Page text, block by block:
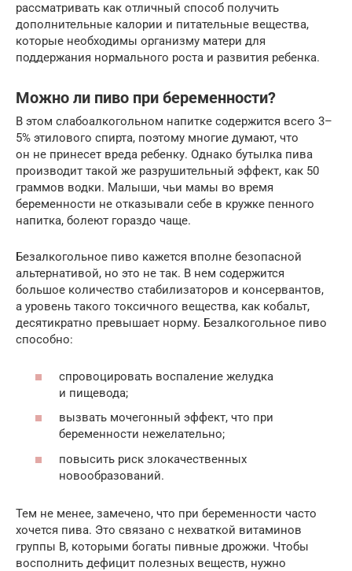
рассматривать как отличный способ получить
дополнительные калории и питательные вещества,
которые необходимы организму матери для
поддержания нормального роста и развития ребенка.
Можно ли пиво при беременности?
В этом слабоалкогольном напитке содержится всего 3–
5% этилового спирта, поэтому многие думают, что
он не принесет вреда ребенку. Однако бутылка пива
производит такой же разрушительный эффект, как 50
граммов водки. Малыши, чьи мамы во время
беременности не отказывали себе в кружке пенного
напитка, болеют гораздо чаще.
Безалкогольное пиво кажется вполне безопасной
альтернативой, но это не так. В нем содержится
большое количество стабилизаторов и консервантов,
а уровень такого токсичного вещества, как кобальт,
десятикратно превышает норму. Безалкогольное пиво
способно:
спровоцировать воспаление желудка
и пищевода;
вызвать мочегонный эффект, что при
беременности нежелательно;
повысить риск злокачественных
новообразований.
Тем не менее, замечено, что при беременности часто
хочется пива. Это связано с нехваткой витаминов
группы В, которыми богаты пивные дрожжи. Чтобы
восполнить дефицит полезных веществ, нужно